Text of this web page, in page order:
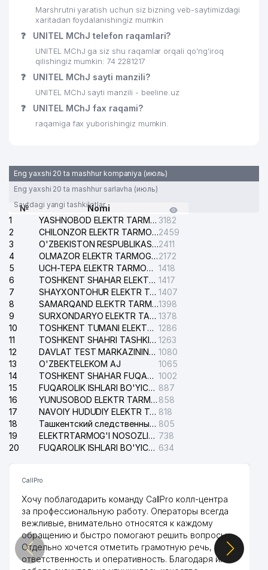
Marshrutni yaratish uchun siz bizning veb-saytimizdagi
xaritadan foydalanishingiz mumkin
❓ UNITEL MChJ telefon raqamlari?
UNITEL MChJ ga siz shu raqamlar orqali qo’ng’iroq
qilishingiz mumkin: 74 2281217
❓ UNITEL MChJ sayti manzili?
UNITEL MChJ sayti manzili - beeline.uz
❓ UNITEL MChJ fax raqami?
raqamiga fax yuborishingiz mumkin.
Eng yaxshi 20 ta mashhur kompaniya (июль)
Eng yaxshi 20 ta mashhur sarlavha (июль)
Saytdagi yangi tashkilotlar
№
Nomi
1
YASHNOBOD ELEKTR TARMOG'I NOSOZLIKLARI XIZMATI 3182
2
CHILONZOR ELEKTR TARMOG'I NOSOZLIK XIZMATI2459
3
O'ZBEKISTON RESPUBLIKASI BOSH PROKURATURASI ISHONCH TELEFONI2411
4
OLMAZOR ELEKTR TARMOG'I NOSOZLIKLARI XIZMATI2172
5
UCH-TEPA ELEKTR TARMOG'I NOSOZLIKLARI XIZMATI 1418
6
TOSHKENT SHAHAR ELEKTR TARMOQLARI KORXONASI AJ 1417
7
SHAYXONTOHUR ELEKTR TARMOG'I NOSOZLIKLARINI TUZATISH XIZMATI 1407
8
SAMARQAND ELEKTR TARMOQLARI AJ1398
9
SURXONDARYO ELEKTR TARMOQLARI AJ 1378
10
TOSHKENT TUMANI ELEKTR TARMOG'I AVARIYA XIZMATI 1286
11
TOSHKENT SHAHRI TASHKILOT TELEFONLARI HAQIDA MA'LUMOT BYUROSI 1263
12
DAVLAT TEST MARKAZINING ISHONCH TELEFONLARI 1080
13
O'ZBEKTELEKOM AJ
1065
14
TOSHKENT SHAHAR FUQAROLIK ISHLARI BO'YICHA SUDI 1002
15
FUQAROLIK ISHLARI BO'YICHA YAKKASAROY TUMANLARARO SUDI 887
16
YUNUSOBOD ELEKTR TARMOG'I NOSOZLIKLARI XIZMATI 858
17
NAVOIY HUDUDIY ELEKTR TARMOQLARI KORXONASI AJ 818
18
Ташкентский следственный изолятор 805
19
ELEKTRTARMOG'I NOSOZLIKLARINI TO'ZATISH SERGELI XIZMATI 738
20
FUQAROLIK ISHLARI BO'YICHA UCH-TEPA TUMANI SUDI 634
CallPro
Хочу поблагодарить команду CallPro колл-центра
за профессиональную работу. Операторы всегда
вежливые, внимательно относятся к каждому
обращению и быстро помогают решить вопросы.
Отдельно хочется отметить грамотную речь,
ответственность и оперативность. Благодаря их